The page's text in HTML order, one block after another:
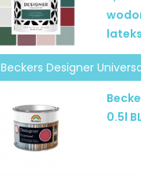
Beckers Designer
0.5l